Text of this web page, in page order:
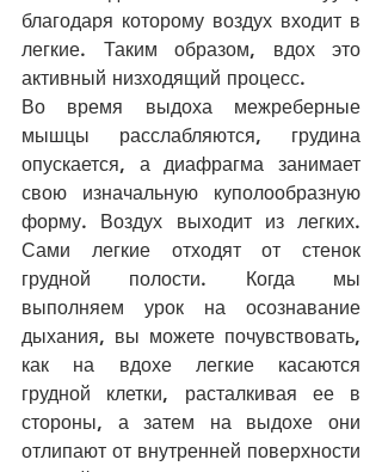
благодаря которому воздух входит в
легкие. Таким образом, вдох это
активный низходящий процесс.
Во время выдоха межреберные
мышцы расслабляются, грудина
опускается, а диафрагма занимает
свою изначальную куполообразную
форму. Воздух выходит из легких.
Сами легкие отходят от стенок
грудной полости. Когда мы
выполняем урок на осознавание
дыхания, вы можете почувствовать,
как на вдохе легкие касаются
грудной клетки, расталкивая ее в
стороны, а затем на выдохе они
отлипают от внутренней поверхности